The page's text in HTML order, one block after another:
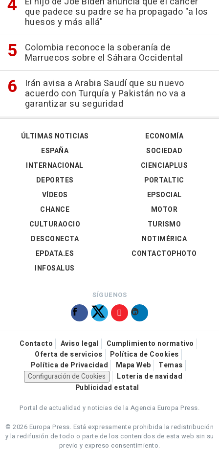
que padece su padre se ha propagado "a los
huesos y más allá"
Colombia reconoce la soberanía de
Marruecos sobre el Sáhara Occidental
Irán avisa a Arabia Saudí que su nuevo
acuerdo con Turquía y Pakistán no va a
garantizar su seguridad
ÚLTIMAS NOTICIAS
ESPAÑA
INTERNACIONAL
DEPORTES
VÍDEOS
ECONOMÍA
SOCIEDAD
CIENCIAPLUS
PORTALTIC
EPSOCIAL
CHANCE
CULTURAOCIO
DESCONECTA
EPDATA.ES
INFOSALUS
MOTOR
TURISMO
NOTIMÉRICA
CONTACTOPHOTO
SÍGUENOS
Contacto Aviso legal
Cumplimiento normativo
Oferta de servicios
Política de Cookies
Política de Privacidad
Mapa Web
Temas
Configuración de Cookies
Loteria de navidad
Publicidad estatal
Portal de actualidad y noticias de la Agencia Europa Press.
© 2026 Europa Press. Está expresamente prohibida la redistribución
y la redifusión de todo o parte de los contenidos de esta web sin su
previo y expreso consentimiento.